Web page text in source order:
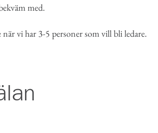
med.
vi har 3-5 personer som vill bli ledare.